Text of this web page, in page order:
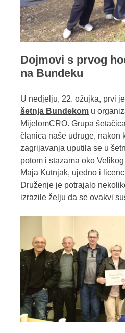
Dojmovi s prvog
na Bundeku
U nedjelju, 22. ožujka, prvi
šetnja Bundekom u
MijelomCRO. Grupa
članica naše udruge, nakon
zagrijavanja uputila se u
potom i stazama oko
Maja Kutnjak, ujedno i
Druženje je potrajalo
izrazile želju da se ovakvi